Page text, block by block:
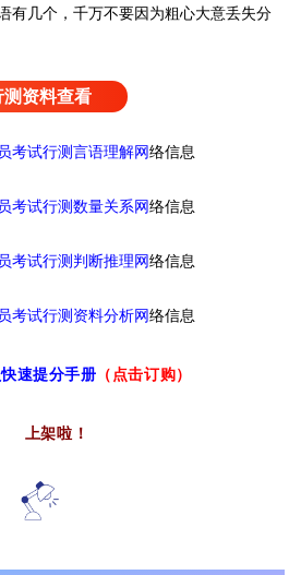
有几个，千万不要因为粗心大意丢失分
资料查看
考试行测言语理解网络信息
考试行测数量关系网络信息
考试行测判断推理网络信息
考试行测资料分析网络信息
速提分手册 （点击订购）
上架啦！